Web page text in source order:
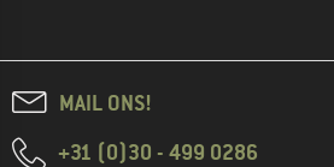
MAIL ONS!
+31 (0)30 - 499 0286